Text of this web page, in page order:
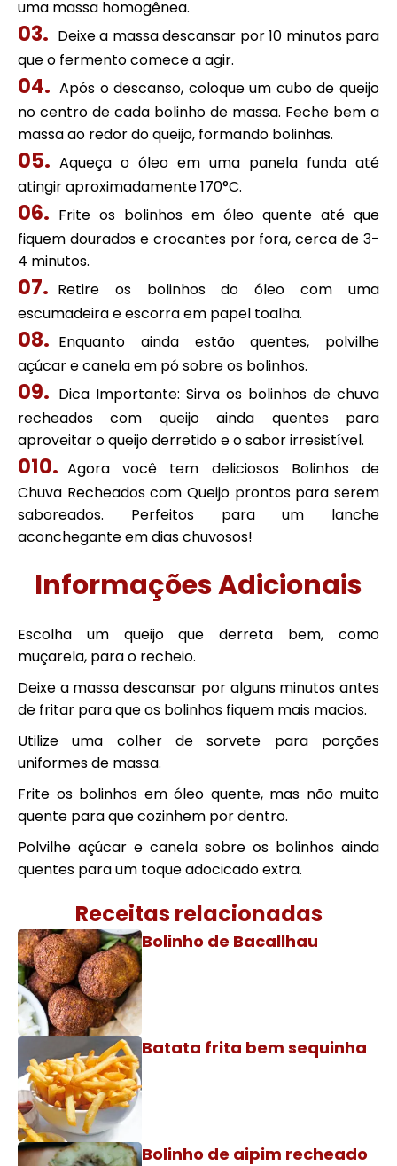
uma massa homogênea.
Deixe a massa descansar por 10 minutos para
que o fermento comece a agir.
Após o descanso, coloque um cubo de queijo
no centro de cada bolinho de massa. Feche bem a
massa ao redor do queijo, formando bolinhas.
Aqueça o óleo em uma panela funda até
atingir aproximadamente 170°C.
Frite os bolinhos em óleo quente até que
fiquem dourados e crocantes por fora, cerca de 3-
4 minutos.
Retire os bolinhos do óleo com uma
escumadeira e escorra em papel toalha.
Enquanto ainda estão quentes, polvilhe
açúcar e canela em pó sobre os bolinhos.
Dica Importante: Sirva os bolinhos de chuva
recheados com queijo ainda quentes para
aproveitar o queijo derretido e o sabor irresistível.
Agora você tem deliciosos Bolinhos de
Chuva Recheados com Queijo prontos para serem
saboreados. Perfeitos para um lanche
aconchegante em dias chuvosos!
Informações Adicionais
Escolha um queijo que derreta bem, como
muçarela, para o recheio.
Deixe a massa descansar por alguns minutos antes
de fritar para que os bolinhos fiquem mais macios.
Utilize uma colher de sorvete para porções
uniformes de massa.
Frite os bolinhos em óleo quente, mas não muito
quente para que cozinhem por dentro.
Polvilhe açúcar e canela sobre os bolinhos ainda
quentes para um toque adocicado extra.
Receitas relacionadas
Bolinho de Bacallhau
Batata frita bem sequinha
Bolinho de aipim recheado